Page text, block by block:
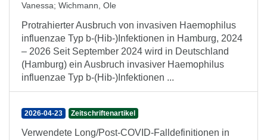
Vanessa; Wichmann, Ole
Protrahierter Ausbruch von invasiven Haemophilus
influenzae Typ b-(Hib-)Infektionen in Hamburg, 2024
– 2026 Seit September 2024 wird in Deutschland
(Hamburg) ein Ausbruch invasiver Haemophilus
influenzae Typ b-(Hib-)Infektionen ...
2026-04-23 Zeitschriftenartikel
Verwendete Long/Post-COVID-Falldefinitionen in